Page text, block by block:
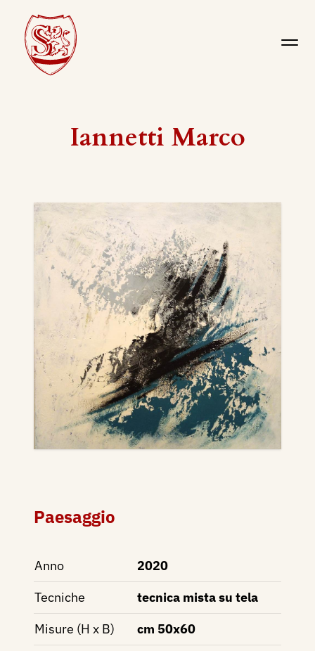
Iannetti Marco
Paesaggio
Anno
2020
Tecniche
tecnica mista su tela
Misure (H x B)
cm 50x60